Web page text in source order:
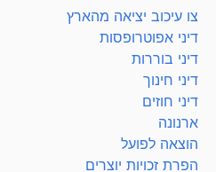
צו עיכוב יציאה מהארץ
דיני אפוטרופסות
דיני בוררות
דיני חינוך
דיני חוזים
ארנונה
הוצאה לפועל
הפרת זכויות יוצרים